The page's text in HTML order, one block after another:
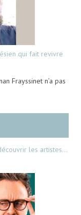
qui fait revivre
Frayssinet n’a pas
les artistes…